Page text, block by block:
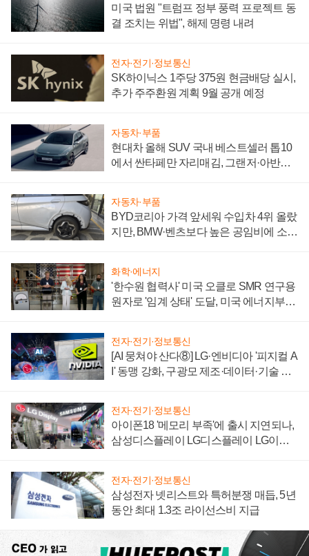
미국 법원 "트럼프 정부 풍력 프로젝트 동
결 조치는 위법", 해제 명령 내려
전자·전기·정보통신
SK하이닉스 1주당 375원 현금배당 실시,
추가 주주환원 계획 9월 공개 예정
자동차·부품
현대차 올해 SUV 국내 베스트셀러 톱10
에서 싼타페만 자리매김, 그랜저·아반떼
자동차·부품
BYD코리아 가격 앞세워 수입차 4위 올랐
지만, BMW·벤츠보다 높은 공임비에 소비
화학·에너지
'한수원 협력사' 미국 오클로 SMR 연구용
원자로 '임계 상태' 도달, 미국 에너지부
전자·전기·정보통신
[AI 뭉쳐야 산다⑧] LG·엔비디아 '피지컬 A
I' 동맹 강화, 구광모 제조·데이터·기술 결
전자·전기·정보통신
아이폰18 '메모리 부족'에 출시 지연되나,
삼성디스플레이 LG디스플레이 LG이노
전자·전기·정보통신
삼성전자 넷리스트와 특허분쟁 매듭, 5년
동안 최대 1.3조 라이선스비 지급